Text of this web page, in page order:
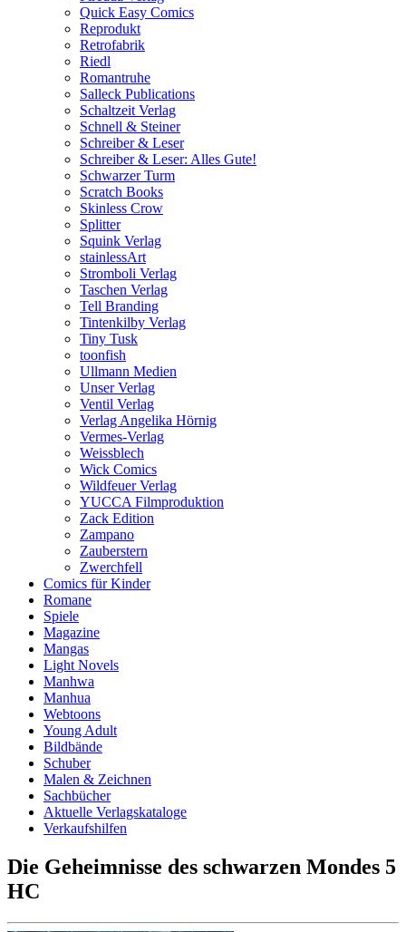
Quick Easy Comics
Reprodukt
Retrofabrik
Riedl
Romantruhe
Salleck Publications
Schaltzeit Verlag
Schnell & Steiner
Schreiber & Leser
Schreiber & Leser: Alles Gute!
Schwarzer Turm
Scratch Books
Skinless Crow
Splitter
Squink Verlag
stainlessArt
Stromboli Verlag
Taschen Verlag
Tell Branding
Tintenkilby Verlag
Tiny Tusk
toonfish
Ullmann Medien
Unser Verlag
Ventil Verlag
Verlag Angelika Hörnig
Vermes-Verlag
Weissblech
Wick Comics
Wildfeuer Verlag
YUCCA Filmproduktion
Zack Edition
Zampano
Zauberstern
Zwerchfell
Comics für Kinder
Romane
Spiele
Magazine
Mangas
Light Novels
Manhwa
Manhua
Webtoons
Young Adult
Bildbände
Schuber
Malen & Zeichnen
Sachbücher
Aktuelle Verlagskataloge
Verkaufshilfen
Die Geheimnisse des schwarzen Mondes 5
HC